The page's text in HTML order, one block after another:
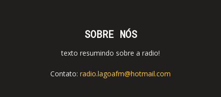
SOBRE NÓS
texto resumindo sobre a radio!
Contato: radio.lagoafm@hotmail.com